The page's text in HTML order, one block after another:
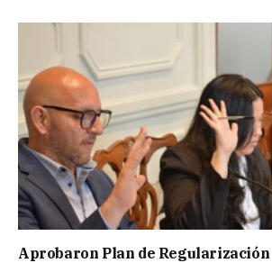
Aprobaron Plan de Regularización